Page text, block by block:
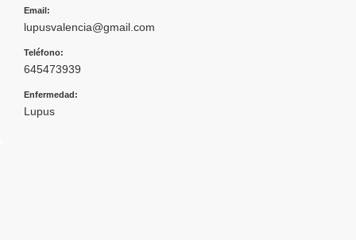
Email:
lupusvalencia@gmail.com
Teléfono:
645473939
Enfermedad:
Lupus